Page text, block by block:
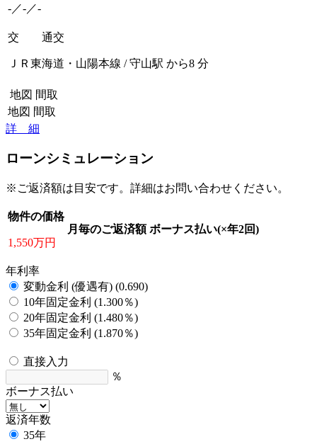
-／-／-
交 通交
ＪＲ東海道・山陽本線 / 守山駅 から8 分
地図 間取
地図 間取
詳 細
ローンシミュレーション
※ご返済額は目安です。詳細はお問い合わせください。
物件の価格
1,550万円
月毎のご返済額 ボーナス払い(×年2回)
年利率
変動金利 (優遇有) (0.690)
10年固定金利 (1.300％)
20年固定金利 (1.480％)
35年固定金利 (1.870％)
直接入力
％
ボーナス払い
返済年数
35年